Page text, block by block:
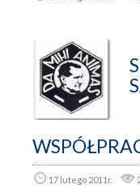
17 lutego 2011r.